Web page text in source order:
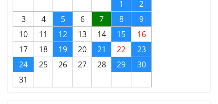
1
2
3
4 5 6 7 8
9
10
11 12 13 14 15
16
17
18 19 20 21 22
23
24
25 26 27 28 29
30
31